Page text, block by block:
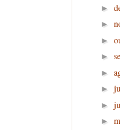
►
►
►
►
►
►
►
►